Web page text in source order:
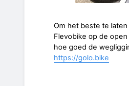
Om het beste te
Flevobike op de
hoe goed de
https://golo.bike